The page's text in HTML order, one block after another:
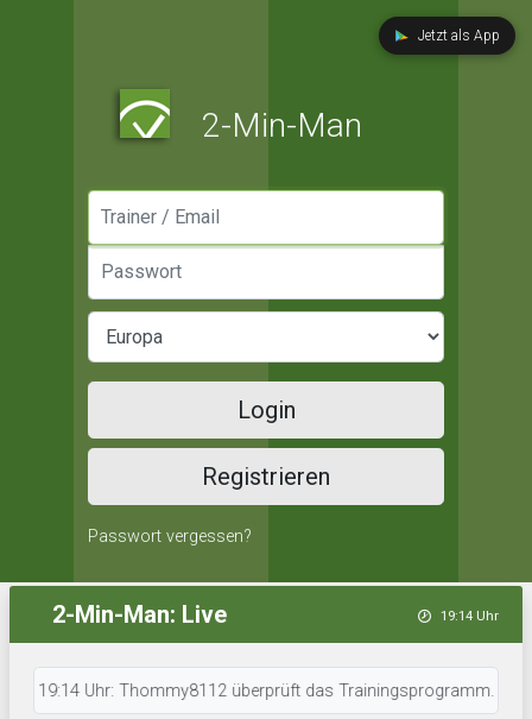
Jetzt als App
2-Min-Man
Login
Registrieren
Passwort vergessen?
2-Min-Man: Live 19:14 Uhr
Uhr: Thommy8112 überprüft das Trainingsprogramm. • 19:13